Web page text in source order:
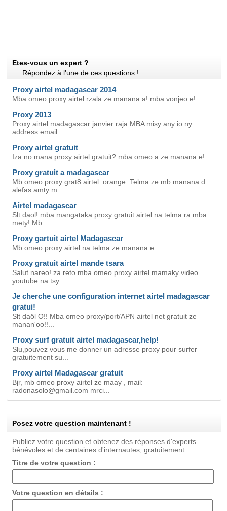
Etes-vous un expert ?
Répondez à l'une de ces questions !
Proxy airtel madagascar 2014
Mba omeo proxy airtel rzala ze manana a! mba vonjeo e!...
Proxy 2013
Proxy airtel madagascar janvier raja MBA misy any io ny
address email...
Proxy airtel gratuit
Iza no mana proxy airtel gratuit? mba omeo a ze manana e!...
Proxy gratuit a madagascar
Mb omeo proxy grat8 airtel .orange. Telma ze mb manana d
alefas amty m...
Airtel madagascar
Slt daol! mba mangataka proxy gratuit airtel na telma ra mba
mety! Mb...
Proxy gartuit airtel Madagascar
Mb omeo proxy airtel na telma ze manana e...
Proxy gratuit airtel mande tsara
Salut nareo! za reto mba omeo proxy airtel mamaky video
youtube na tsy...
Je cherche une configuration internet airtel madagascar
gratui!
Slt daôl O!! Mba omeo proxy/port/APN airtel net gratuit ze
manan'oo!!...
Proxy surf gratuit airtel madagascar,help!
Slu,pouvez vous me donner un adresse proxy pour surfer
gratuitement su...
Proxy airtel Madagascar gratuit
Bjr, mb omeo proxy airtel ze maay , mail:
radonasolo@gmail.com mrci...
Posez votre question maintenant !
Publiez votre question et obtenez des réponses d'experts
bénévoles et de centaines d'internautes, gratuitement.
Titre de votre question :
Votre question en détails :